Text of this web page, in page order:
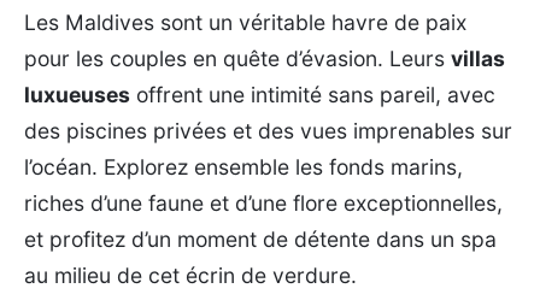
Les Maldives sont un véritable havre de paix
pour les couples en quête d’évasion. Leurs villas
luxueuses offrent une intimité sans pareil, avec
des piscines privées et des vues imprenables sur
l’océan. Explorez ensemble les fonds marins,
riches d’une faune et d’une flore exceptionnelles,
et profitez d’un moment de détente dans un spa
au milieu de cet écrin de verdure.